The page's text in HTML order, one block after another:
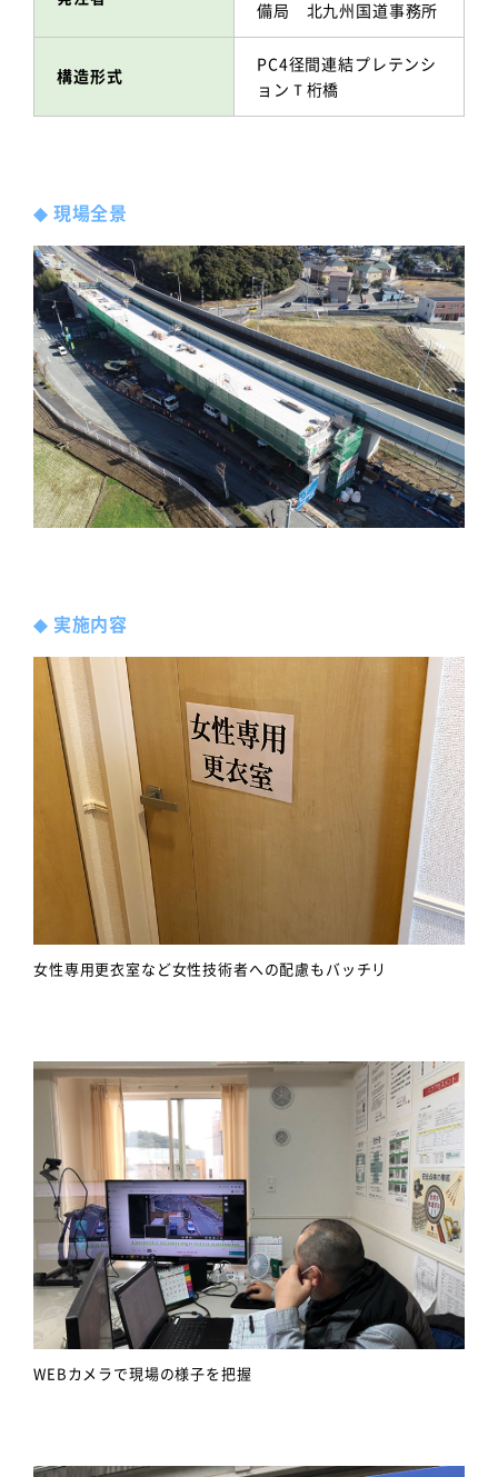
備局 北九州国道事務所
構造形式
PC4径間連結プレテンシ
ョンＴ桁橋
◆現場全景
◆実施内容
女性専用更衣室など女性技術者への配慮もバッチリ
WEBカメラで現場の様子を把握